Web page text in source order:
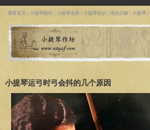
博客首页 小提琴制作 小提琴名曲 小提琴知识 综合文献 大提琴
小提琴运弓时弓会抖的几个原因